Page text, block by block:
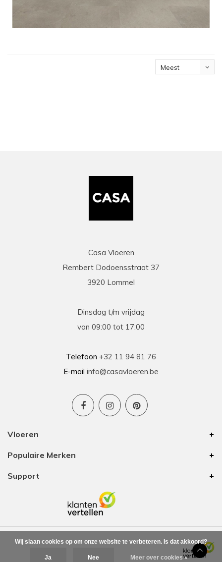
Meest
Casa Vloeren
Rembert Dodoensstraat 37
3920 Lommel
Dinsdag t/m vrijdag
van 09:00 tot 17:00
Telefoon +32 11 94 81 76
E-mail info@casavloeren.be
Vloeren
Populaire Merken
Support
Wij slaan cookies op om onze website te verbeteren. Is dat akkoord?
Ja Nee Meer over cookies »